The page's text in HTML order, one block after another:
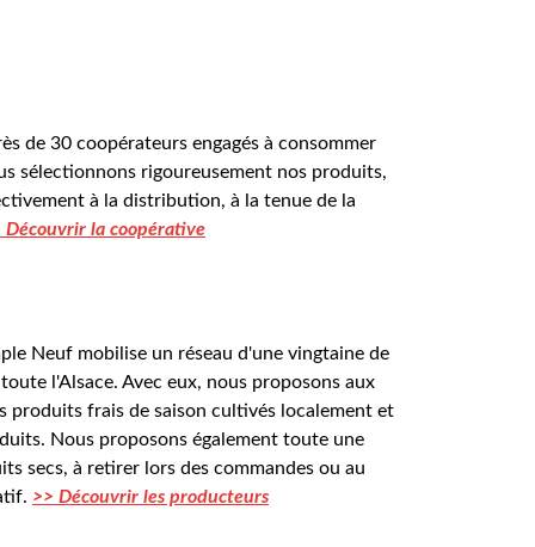
Neuf mobilise un réseau d'une vingtaine de
l'Alsace. Avec eux, nous proposons aux
produits frais de saison cultivés localement et
Nous proposons également toute une
secs, à retirer lors des commandes ou au
>> Découvrir les producteurs
de 30 coopérateurs engagés à consommer
sélectionnons rigoureusement nos produits,
à la distribution, à la tenue de la
Découvrir la coopérative